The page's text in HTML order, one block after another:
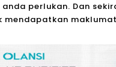
perlukan. Dan
mendapatkan